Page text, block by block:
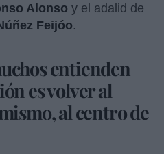
Alonso y el adalid de
Feijóo.
entienden
es volver al
al centro de